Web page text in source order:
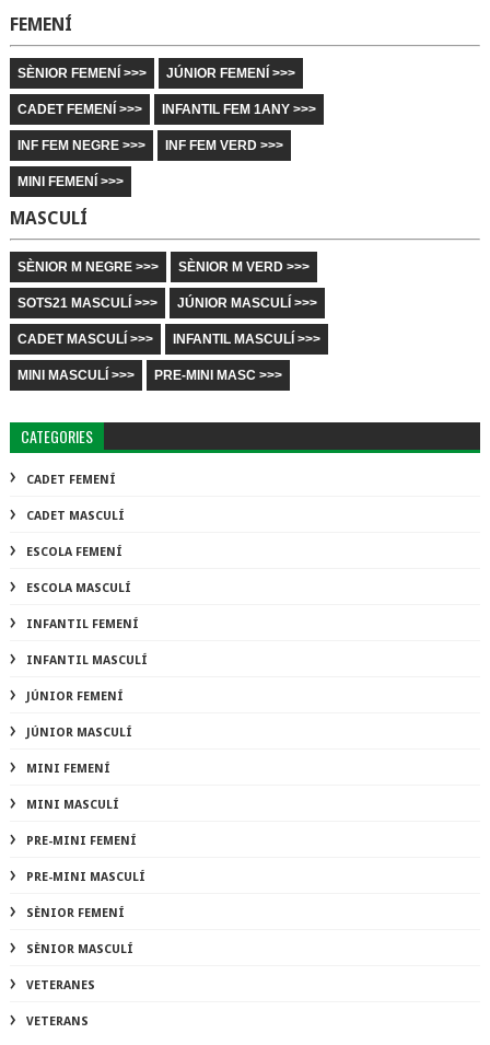
FEMENÍ
SÈNIOR FEMENÍ >>> JÚNIOR FEMENÍ >>>
CADET FEMENÍ >>> INFANTIL FEM 1ANY >>>
INF FEM NEGRE >>> INF FEM VERD >>>
MINI FEMENÍ >>>
MASCULÍ
SÈNIOR M NEGRE >>> SÈNIOR M VERD >>>
SOTS21 MASCULÍ >>> JÚNIOR MASCULÍ >>>
CADET MASCULÍ >>> INFANTIL MASCULÍ >>>
MINI MASCULÍ >>> PRE-MINI MASC >>>
CATEGORIES
CADET FEMENÍ
CADET MASCULÍ
ESCOLA FEMENÍ
ESCOLA MASCULÍ
INFANTIL FEMENÍ
INFANTIL MASCULÍ
JÚNIOR FEMENÍ
JÚNIOR MASCULÍ
MINI FEMENÍ
MINI MASCULÍ
PRE-MINI FEMENÍ
PRE-MINI MASCULÍ
SÈNIOR FEMENÍ
SÈNIOR MASCULÍ
VETERANES
VETERANS